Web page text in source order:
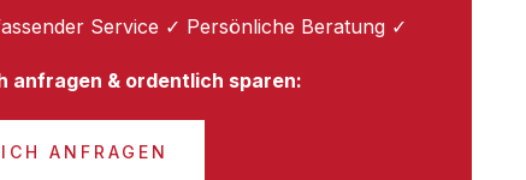
Service ✓ Persönliche Beratung ✓
anfragen & ordentlich sparen:
ANFRAGEN